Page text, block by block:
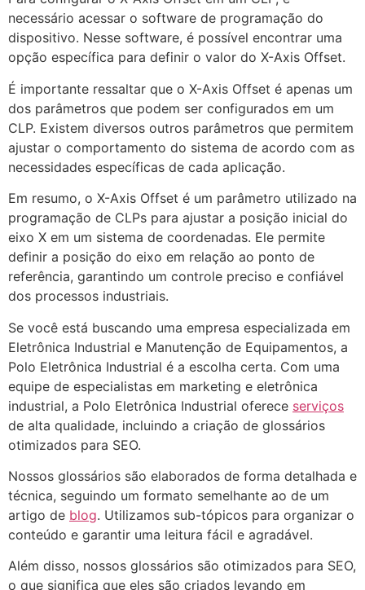
necessário acessar o software de programação do
dispositivo. Nesse software, é possível encontrar uma
opção específica para definir o valor do X-Axis Offset.
É importante ressaltar que o X-Axis Offset é apenas um
dos parâmetros que podem ser configurados em um
CLP. Existem diversos outros parâmetros que permitem
ajustar o comportamento do sistema de acordo com as
necessidades específicas de cada aplicação.
Em resumo, o X-Axis Offset é um parâmetro utilizado na
programação de CLPs para ajustar a posição inicial do
eixo X em um sistema de coordenadas. Ele permite
definir a posição do eixo em relação ao ponto de
referência, garantindo um controle preciso e confiável
dos processos industriais.
Se você está buscando uma empresa especializada em
Eletrônica Industrial e Manutenção de Equipamentos, a
Polo Eletrônica Industrial é a escolha certa. Com uma
equipe de especialistas em marketing e eletrônica
industrial, a Polo Eletrônica Industrial oferece serviços
de alta qualidade, incluindo a criação de glossários
otimizados para SEO.
Nossos glossários são elaborados de forma detalhada e
técnica, seguindo um formato semelhante ao de um
artigo de blog. Utilizamos sub-tópicos para organizar o
conteúdo e garantir uma leitura fácil e agradável.
Além disso, nossos glossários são otimizados para SEO,
o que significa que eles são criados levando em